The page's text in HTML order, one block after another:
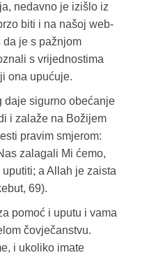
nedavno je izišlo iz
biti i na našoj web-
je s pažnjom
s vrijednostima
ona upućuje.
daje sigurno obećanje
i zalaže na Božijem
pravim smjerom:
zalagali Mi ćemo,
a Allah je zaista
69).
pomoć i uputu i vama
čovječanstvu.
i ukoliko imate